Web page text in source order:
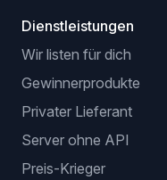
Dienstleistungen
Wir listen für dich
Gewinnerprodukte
Privater Lieferant
Server ohne API
Preis-Krieger